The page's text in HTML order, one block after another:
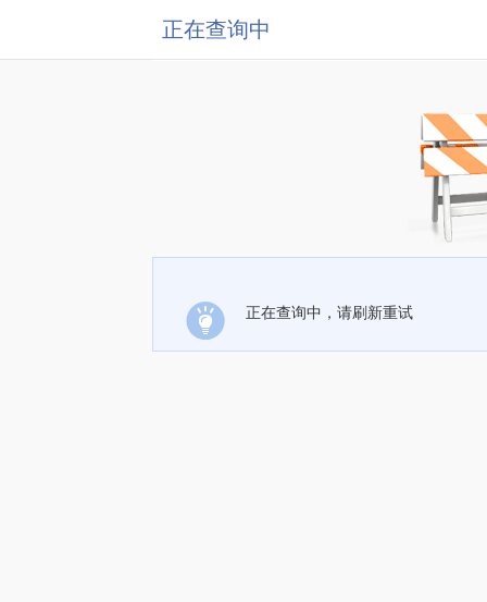
正在查询中
正在查询中，请刷新重试